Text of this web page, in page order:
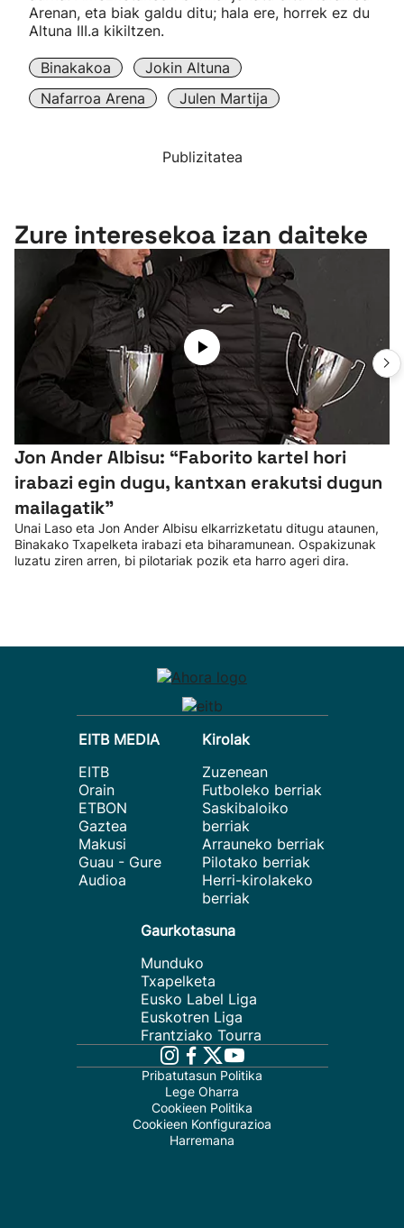
Arenan, eta biak galdu ditu; hala ere, horrek ez du
Altuna III.a kikiltzen.
Binakakoa
Jokin Altuna
Nafarroa Arena
Julen Martija
Publizitatea
Zure interesekoa izan daiteke
Jon Ander Albisu: “Faborito kartel hori
irabazi egin dugu, kantxan erakutsi dugun
mailagatik”
Unai Laso eta Jon Ander Albisu elkarrizketatu ditugu ataunen,
Binakako Txapelketa irabazi eta biharamunean. Ospakizunak
luzatu ziren arren, bi pilotariak pozik eta harro ageri dira.
EITB MEDIA
EITB
Orain
ETBON
Gaztea
Makusi
Guau - Gure
Audioa
Kirolak
Zuzenean
Futboleko berriak
Saskibaloiko
berriak
Arrauneko berriak
Pilotako berriak
Herri-kirolakeko
berriak
Gaurkotasuna
Munduko
Txapelketa
Eusko Label Liga
Euskotren Liga
Frantziako Tourra
Pribatutasun Politika
Lege Oharra
Cookieen Politika
Cookieen Konfigurazioa
Harremana